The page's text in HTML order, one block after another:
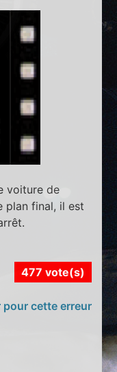
voiture de
plan final, il est
477 vote(s)
pour cette erreur